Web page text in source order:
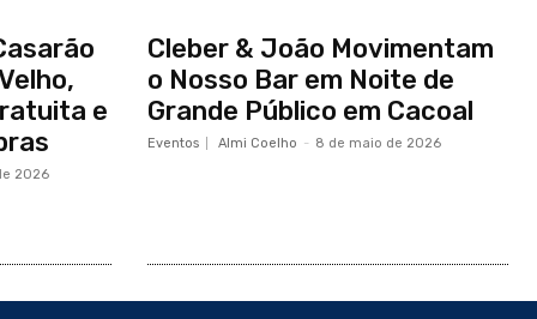
e
2026
Cleber & João Movimentam
o Nosso Bar em Noite de
Grande Público em Cacoal
Eventos Almi Coelho - 8 de maio de 2026